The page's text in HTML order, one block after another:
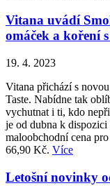
Vitana uvádí
omáček a koření
19. 4. 2023
Vitana přichází s
Taste. Nabídne tak
vychutnat i ti, kdo
je od dubna k
maloobchodní cena
66,90 Kč. Více
Letošní novinky